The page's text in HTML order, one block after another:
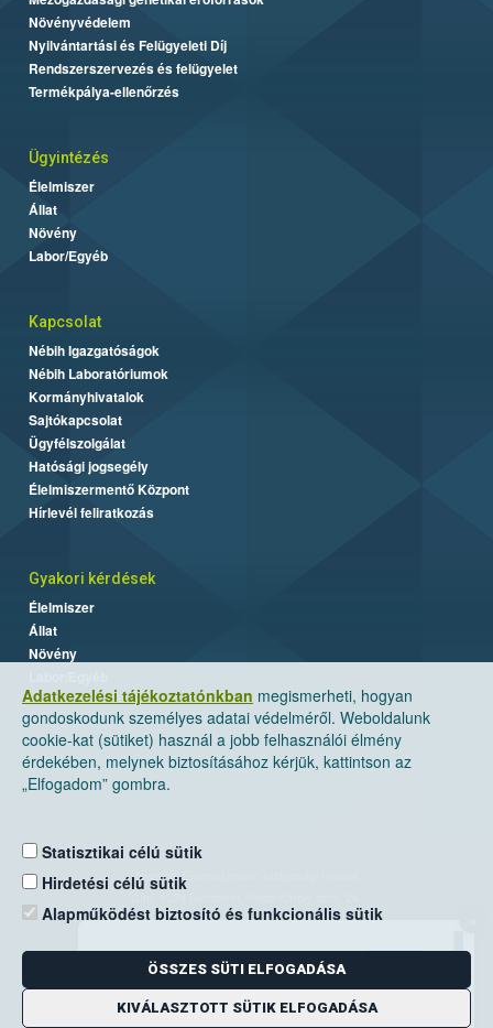
Adatkezelési tájékoztatónkban megismerheti, hogyan
gondoskodunk személyes adatai védelméről. Weboldalunk
cookie-kat (sütiket) használ a jobb felhasználói élmény
érdekében, melynek biztosításához kérjük, kattintson az
„Elfogadom” gombra.
Statisztikai célú sütik
Hirdetési célú sütik
Alapműködést biztosító és funkcionális sütik
ÖSSZES SÜTI ELFOGADÁSA
KIVÁLASZTOTT SÜTIK ELFOGADÁSA
Növényvédelem
Nyilvántartási és Felügyeleti Díj
Rendszerszervezés és felügyelet
Termékpálya-ellenőrzés
Ügyintézés
Élelmiszer
Állat
Növény
Labor/Egyéb
Kapcsolat
Nébih Igazgatóságok
Nébih Laboratóriumok
Kormányhivatalok
Sajtókapcsolat
Ügyfélszolgálat
Hatósági jogsegély
Élelmiszermentő Központ
Hírlevél feliratkozás
Gyakori kérdések
Élelmiszer
Állat
Növény
Nemzeti Élelmiszerlánc-biztonsági Hivatal
Levelezési cím: 1525 Budapest. Pf. 30.
E-mail:ugyfelszolgalat@nebih.gov.hu
Zöld szám: 06-80/263-244
Telefon: 06-1/ 336-9000